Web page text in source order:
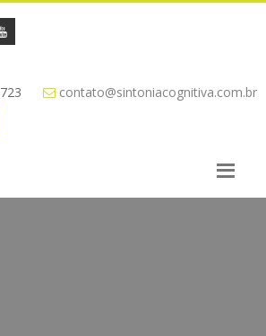
contato@sintoniacognitiva.com.br